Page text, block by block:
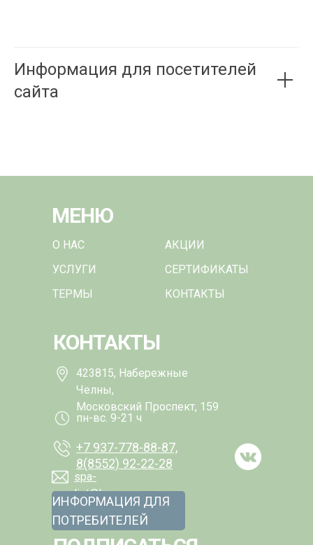
Информация для посетителей
сайта
КОНТАКТЫ
МЕНЮ
УСЛУГИ
ТЕРМЫ
АКЦИИ
+7 937-778-88-87,
8(8552) 92-22-28
пн-вс. 9-21 ч
423815, Набережные
Челны,
Московский Проспект, 159
spa-
list@kamarooms.com
СЕРТИФИКАТЫ
О НАС
КОНТАКТЫ
ИНФОРМАЦИЯ ДЛЯ
ПОТРЕБИТЕЛЕЙ